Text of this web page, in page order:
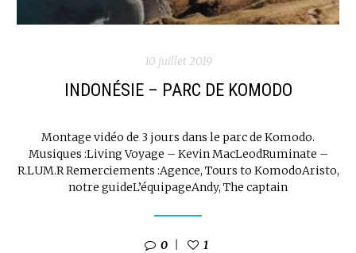
10 juillet 2019
INDONÉSIE – PARC DE KOMODO
Montage vidéo de 3 jours dans le parc de Komodo.
Musiques :Living Voyage – Kevin MacLeodRuminate –
R.LUM.R Remerciements :Agence, Tours to KomodoAristo,
notre guideL’équipageAndy, The captain
0 1